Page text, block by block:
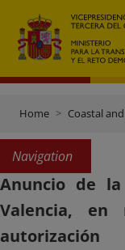
Home Coastal
Navigation
Anuncio de
Valencia,